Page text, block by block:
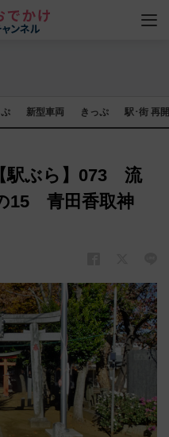
新型車両 きっぷ 駅･街 再
駅ぶら】073 流
15 青田香取神